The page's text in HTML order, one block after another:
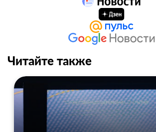
Читайте также